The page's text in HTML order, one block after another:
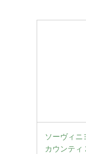
ソーヴィニ
カウンティ